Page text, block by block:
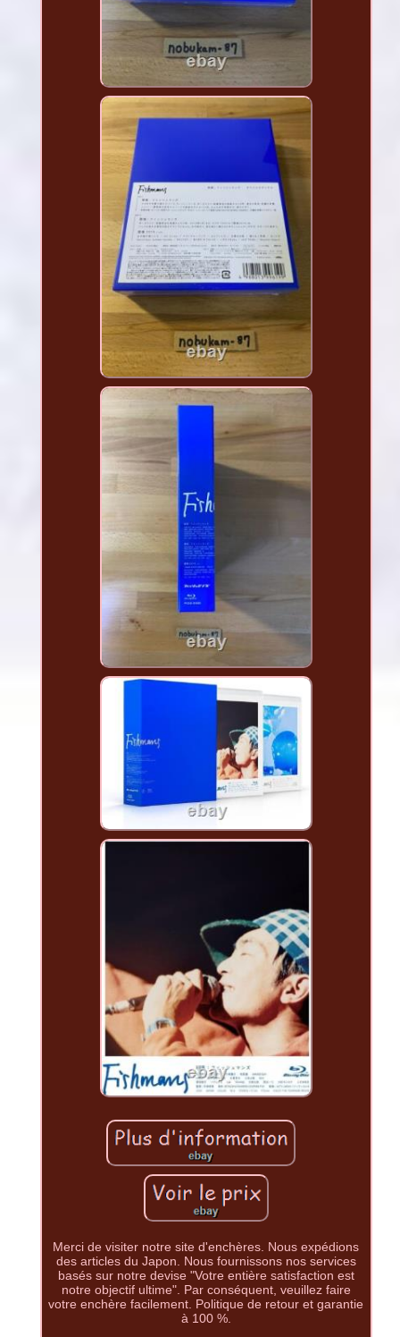
Merci de visiter notre site d'enchères. Nous expédions
des articles du Japon. Nous fournissons nos services
basés sur notre devise "Votre entière satisfaction est
notre objectif ultime". Par conséquent, veuillez faire
votre enchère facilement. Politique de retour et garantie
à 100 %.